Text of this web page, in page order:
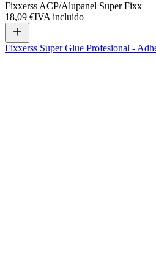
Fixxerss ACP/Alupanel Super Fixx
18,09 €IVA incluido
Fixxerss Super Glue Profesional -